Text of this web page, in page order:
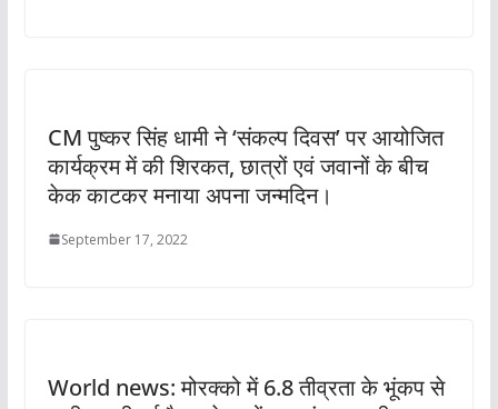
CM पुष्कर सिंह धामी ने ‘संकल्प दिवस’ पर आयोजित
कार्यक्रम में की शिरकत, छात्रों एवं जवानों के बीच
केक काटकर मनाया अपना जन्मदिन।
September 17, 2022
World news: मोरक्को में 6.8 तीव्रता के भूंकप से